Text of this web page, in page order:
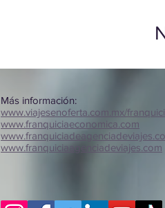
Más información:
www.viajesenoferta.com.mx/
www.franquiciaeconomica.com
www.franquiciaagenciadeviajes.com